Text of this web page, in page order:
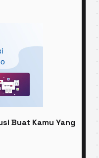
Buat Kamu Yang